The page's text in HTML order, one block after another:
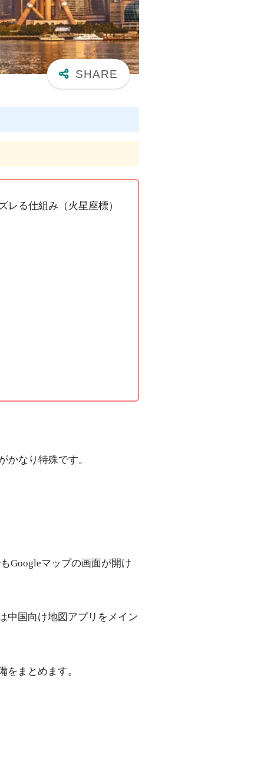
レる仕組み（火星座標）
かなり特殊です。
Googleマップの画面が開け
中国向け地図アプリをメイン
まとめます。